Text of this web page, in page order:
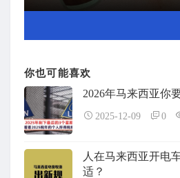
你也可能喜欢
2026年马来西亚你
2025-12-09 0
人在马来西亚开电
适？